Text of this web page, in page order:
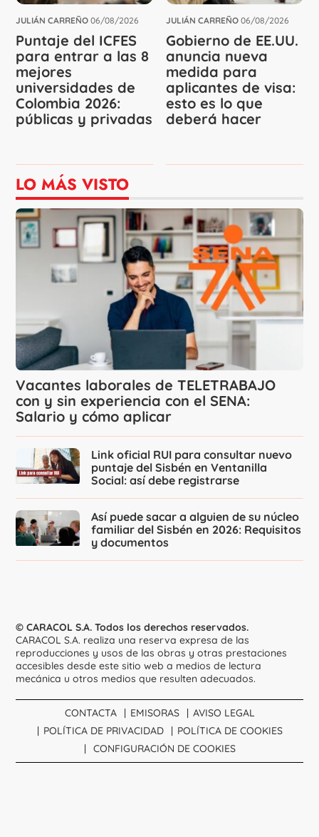
JULIÁN CARREÑO 06/08/2026
Puntaje del ICFES
para entrar a las 8
mejores
universidades de
Colombia 2026:
públicas y privadas
JULIÁN CARREÑO 06/08/2026
Gobierno de EE.UU.
anuncia nueva
medida para
aplicantes de visa:
esto es lo que
deberá hacer
LO MÁS VISTO
Vacantes laborales de TELETRABAJO
con y sin experiencia con el SENA:
Salario y cómo aplicar
Link oficial RUI para consultar nuevo
puntaje del Sisbén en Ventanilla
Social: así debe registrarse
Así puede sacar a alguien de su núcleo
familiar del Sisbén en 2026: Requisitos
y documentos
© CARACOL S.A. Todos los derechos reservados.
CARACOL S.A. realiza una reserva expresa de las
reproducciones y usos de las obras y otras prestaciones
accesibles desde este sitio web a medios de lectura
mecánica u otros medios que resulten adecuados.
CONTACTA EMISORAS
AVISO LEGAL
POLÍTICA DE PRIVACIDAD
POLÍTICA DE COOKIES
CONFIGURACIÓN DE COOKIES